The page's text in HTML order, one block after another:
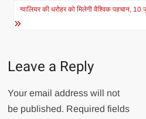
ग्वालियर की धरोहर को मिलेगी वैश्विक पहचान,
Leave a Reply
Your email address will not
be published. Required fields